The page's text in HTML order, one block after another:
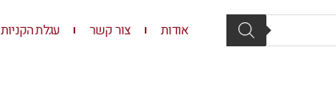
אודות צור קשר עגלת הקניות